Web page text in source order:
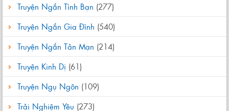
Truyện Ngắn Tình Bạn (277)
Truyện Ngắn Gia Đình (540)
Truyện Ngắn Tản Mạn (214)
Truyện Kinh Dị (61)
Truyện Ngụ Ngôn (109)
Trải Nghiệm Yêu (273)